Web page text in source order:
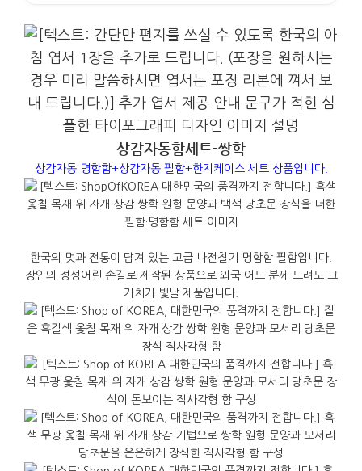
상감자동함세트-쌍학
상감자동 명함함+상감자동 필함+한지케이스 세트 상품입니다.
한국의 멋과 전통이 담겨 있는 고급 나전칠기 명함함 필 함입니다.
장인의 정성어린 손길로 제작된 상품으로 외국 어느 분께 드려도 그
가치가 빛날 제품입니다.